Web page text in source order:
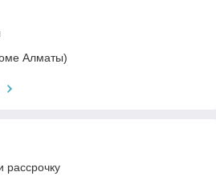
Алматы)
рассрочку